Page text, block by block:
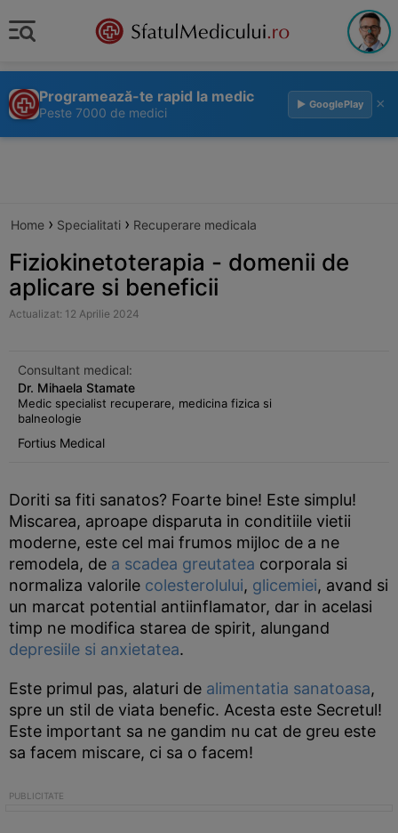
Programează-te rapid la medic
Peste 7000 de medici
▶ GooglePlay ×
Home › Specialitati › Recuperare medicala
Fiziokinetoterapia - domenii de
aplicare si beneficii
Actualizat: 12 Aprilie 2024
Consultant medical:
Dr. Mihaela Stamate
Medic specialist recuperare, medicina fizica si
balneologie
Fortius Medical
Doriti sa fiti sanatos? Foarte bine! Este simplu!
Miscarea, aproape disparuta in conditiile vietii
moderne, este cel mai frumos mijloc de a ne
remodela, de a scadea greutatea corporala si
normaliza valorile colesterolului, glicemiei, avand si
un marcat potential antiinflamator, dar in acelasi
timp ne modifica starea de spirit, alungand
depresiile si anxietatea.
Este primul pas, alaturi de alimentatia sanatoasa,
spre un stil de viata benefic. Acesta este Secretul!
Este important sa ne gandim nu cat de greu este
sa facem miscare, ci sa o facem!